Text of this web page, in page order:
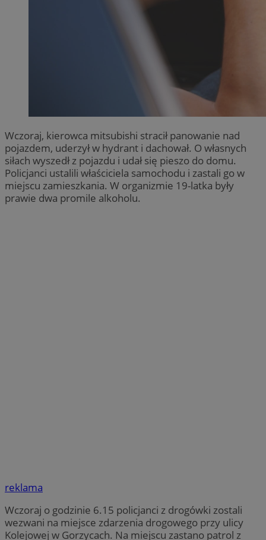
Wczoraj, kierowca mitsubishi stracił panowanie nad
pojazdem, uderzył w hydrant i dachował. O własnych
siłach wyszedł z pojazdu i udał się pieszo do domu.
Policjanci ustalili właściciela samochodu i zastali go w
miejscu zamieszkania. W organizmie 19-latka były
prawie dwa promile alkoholu.
reklama
Wczoraj o godzinie 6.15 policjanci z drogówki zostali
wezwani na miejsce zdarzenia drogowego przy ulicy
Kolejowej w Gorzycach. Na miejscu zastano patrol z